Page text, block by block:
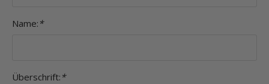
Name: *
Überschrift: *